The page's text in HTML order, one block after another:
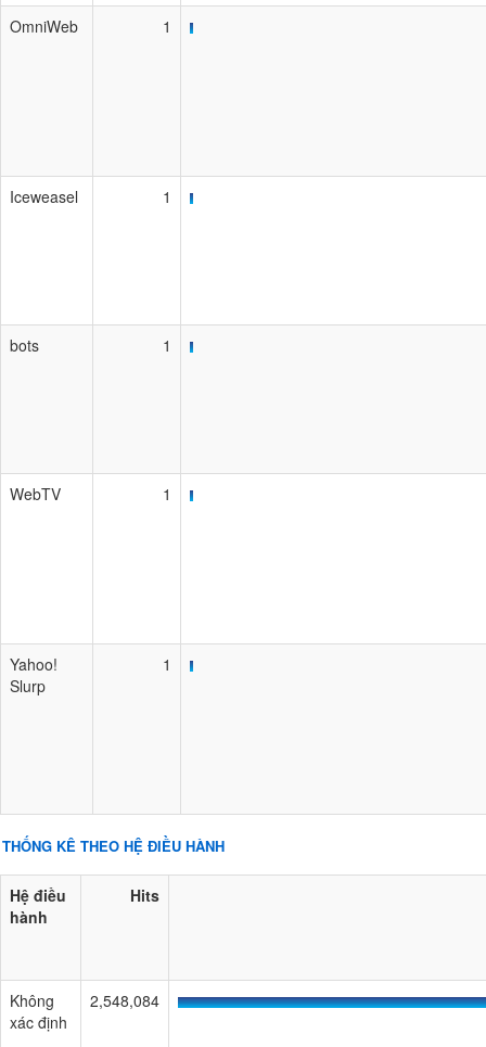
OmniWeb 1
Iceweasel 1
bots 1
WebTV 1
Yahoo!
Slurp
1
THỐNG KÊ THEO HỆ ĐIỀU HÀNH
Hệ điều
hành
Hits
Không
xác định
2,548,084